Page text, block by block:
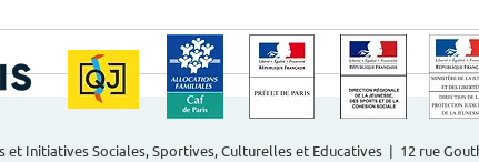
Initiatives Sociales, Sportives, Culturelles et Educatives | 12 rue